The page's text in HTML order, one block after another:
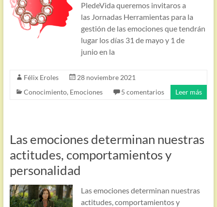
PledeVida queremos invitaros a
las Jornadas Herramientas para la
gestión de las emociones que tendrán
lugar los días 31 de mayo y 1 de
junio en la
Félix Eroles
28 noviembre 2021
Conocimiento, Emociones 5 comentarios Leer más
Las emociones determinan nuestras
actitudes, comportamientos y
personalidad
Las emociones determinan nuestras
actitudes, comportamientos y